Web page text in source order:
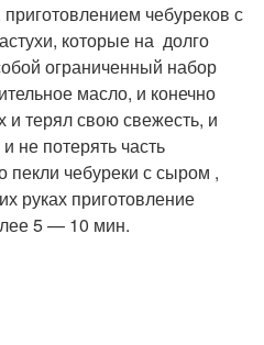
чебуреков с
которые на долго
ограниченный набор
масло, и конечно
терял свою свежесть, и
не потерять часть
пекли чебуреки с сыром ,
руках приготовление
5 — 10 мин.